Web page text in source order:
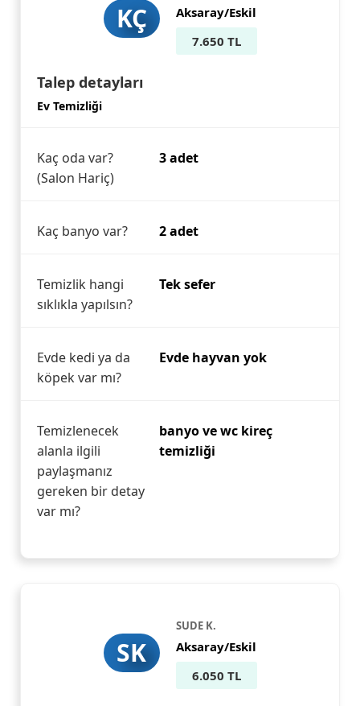
KÇ
Aksaray/Eskil
7.650 TL
Talep detayları
Ev Temizliği
Kaç oda var?
(Salon Hariç)
3 adet
Kaç banyo var? 2 adet
Temizlik hangi
sıklıkla yapılsın?
Tek sefer
Evde kedi ya da
köpek var mı?
Evde hayvan yok
Temizlenecek
alanla ilgili
paylaşmanız
gereken bir detay
var mı?
banyo ve wc kireç
temizliği
SK
SUDE K.
Aksaray/Eskil
6.050 TL